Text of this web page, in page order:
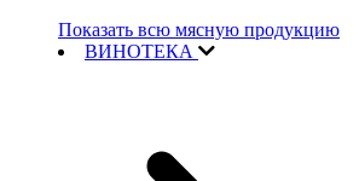
Показать всю мясную продукцию
ВИНОТЕКА